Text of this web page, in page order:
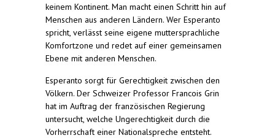
keinem Kontinent. Man macht einen Schritt hin auf
Menschen aus anderen Ländern. Wer Esperanto
spricht, verlässt seine eigene muttersprachliche
Komfortzone und redet auf einer gemeinsamen
Ebene mit anderen Menschen.
Esperanto sorgt für Gerechtigkeit zwischen den
Völkern. Der Schweizer Professor Francois Grin
hat im Auftrag der französischen Regierung
untersucht, welche Ungerechtigkeit durch die
Vorherrschaft einer Nationalspreche entsteht.